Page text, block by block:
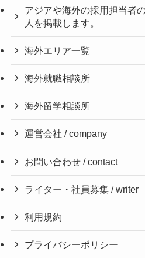
アジアや海外の採用担当者
人を掲載します。
海外エリア一覧
海外就職相談所
海外留学相談所
運営会社 / company
お問い合わせ / contact
ライター・社員募集 / writer
利用規約
プライバシーポリシー